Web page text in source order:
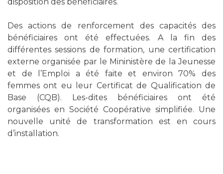
Des actions de renforcement des capacités des
bénéficiaires ont été effectuées. A la fin des
différentes sessions de formation, une certification
externe organisée par le Mininistère de la Jeunesse
et de l’Emploi a été faite et environ 70% des
femmes ont eu leur Certificat de Qualification de
Base (CQB). Les-dites bénéficiaires ont été
organisées en Société Coopérative simplifiée. Une
nouvelle unité de transformation est en cours
d’installation.